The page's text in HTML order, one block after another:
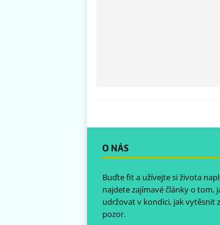
O NÁS
Buďte fit a užívejte si života
najdete zajímavé články o tom,
udržovat v kondici, jak vytěsnit
pozor.